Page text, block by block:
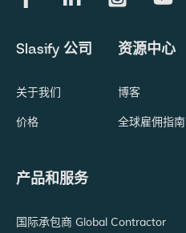
Slasify 公司
关于我们
价格
资源中心
博客
全球雇佣指南
产品和服务
国际承包商 Global Contractor